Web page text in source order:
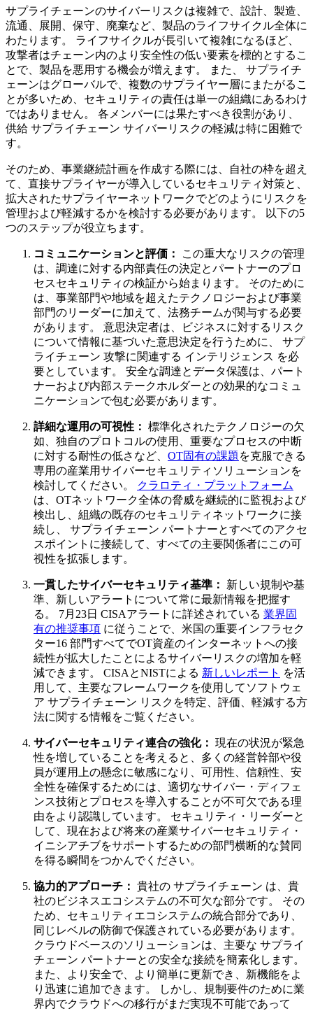
サプライチェーンのサイバーリスクは複雑で、設計、製造、
流通、展開、保守、廃棄など、製品のライフサイクル全体に
わたります。 ライフサイクルが長引いて複雑になるほど、
攻撃者はチェーン内のより安全性の低い要素を標的とするこ
とで、製品を悪用する機会が増えます。 また、 サプライチ
ェーンはグローバルで、複数のサプライヤー層にまたがるこ
とが多いため、セキュリティの責任は単一の組織にあるわけ
ではありません。 各メンバーには果たすべき役割があり、
供給 サプライチェーン サイバーリスクの軽減は特に困難で
す。
そのため、事業継続計画を作成する際には、自社の枠を超え
て、直接サプライヤーが導入しているセキュリティ対策と、
拡大されたサプライヤーネットワークでどのようにリスクを
管理および軽減するかを検討する必要があります。 以下の5
つのステップが役立ちます。
コミュニケーションと評価：
この重大なリスクの管理
は、調達に対する内部責任の決定とパートナーのプロ
セスセキュリティの検証から始まります。 そのために
は、事業部門や地域を超えたテクノロジーおよび事業
部門のリーダーに加えて、法務チームが関与する必要
があります。 意思決定者は、ビジネスに対するリスク
について情報に基づいた意思決定を行うために、 サプ
ライチェーン 攻撃に関連する インテリジェンス を必
要としています。 安全な調達とデータ保護は、パート
ナーおよび内部ステークホルダーとの効果的なコミュ
ニケーションで包む必要があります。
詳細な運用の可視性： 標準化されたテクノロジーの欠
如、独自のプロトコルの使用、重要なプロセスの中断
に対する耐性の低さなど、 OT固有の課題 を克服できる
専用の産業用サイバーセキュリティソリューションを
検討してください。
クラロティ・プラットフォーム
は、OTネットワーク全体の脅威を継続的に監視および
検出し、組織の既存のセキュリティネットワークに接
続し、 サプライチェーン パートナーとすべてのアクセ
スポイントに接続して、すべての主要関係者にこの可
視性を拡張します。
一貫したサイバーセキュリティ基準：
新しい規制や基
準、新しいアラートについて常に最新情報を把握す
る。 7月23日 CISAアラートに詳述されている 業界固
有の推奨事項 に従うことで、米国の重要インフラセク
ター16 部門すべてでOT資産のインターネットへの接
続性が拡大したことによるサイバーリスクの増加を軽
減できます。 CISAとNISTによる 新しいレポート を活
用して、主要なフレームワークを使用してソフトウェ
ア サプライチェーン リスクを特定、評価、軽減する方
法に関する情報をご覧ください。
サイバーセキュリティ連合の強化： 現在の状況が緊急
性を増していることを考えると、多くの経営幹部や役
員が運用上の懸念に敏感になり、可用性、信頼性、安
全性を確保するためには、適切なサイバー・ディフェ
ンス技術とプロセスを導入することが不可欠である理
由をより認識しています。 セキュリティ・リーダーと
して、現在および将来の産業サイバーセキュリティ・
イニシアチブをサポートするための部門横断的な賛同
を得る瞬間をつかんでください。
協力的アプローチ： 貴社の サプライチェーン は、貴
社のビジネスエコシステムの不可欠な部分です。 その
ため、セキュリティエコシステムの統合部分であり、
同じレベルの防御で保護されている必要があります。
クラウドベースのソリューションは、主要な サプライ
チェーン パートナーとの安全な接続を簡素化します。
また、より安全で、より簡単に更新でき、新機能をよ
り迅速に追加できます。 しかし、規制要件のために業
界内でクラウドへの移行がまだ実現不可能であって